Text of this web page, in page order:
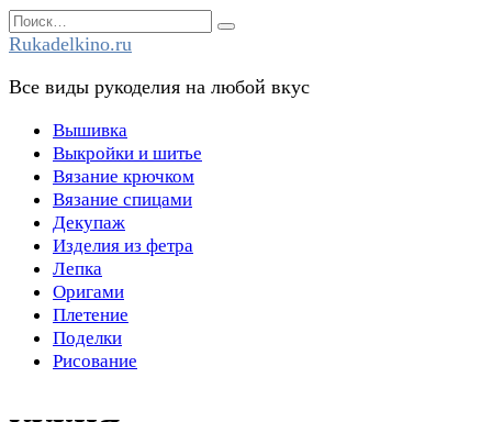
Перейти
к
Search
for:
Rukadelkino.ru
Все виды рукоделия на любой вкус
Вышивка
Выкройки и шитье
Вязание крючком
Вязание спицами
Декупаж
Изделия из фетра
Лепка
Оригами
Плетение
Поделки
Рисование